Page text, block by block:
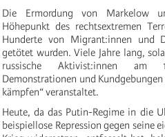
Die Ermordung von Markelow
Höhepunkt des rechtsextremen
Hunderte von Migrant:innen und
getötet wurden. Viele Jahre lang,
russische Aktivist:innen am
Demonstrationen und
kämpfen“ veranstaltet.
Heute, da das Putin-Regime in die
beispiellose Repression gegen seine